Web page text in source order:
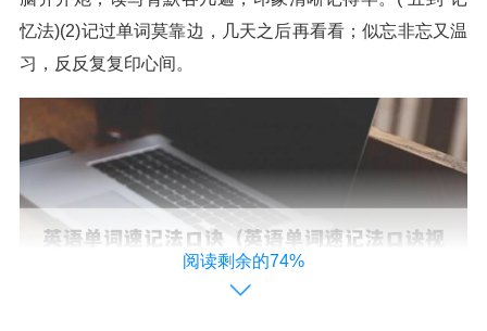
忆法)(2)记过单词莫靠边，几天之后再看看；似忘非忘又温
习，反反复复印心间。
阅读剩余的74%